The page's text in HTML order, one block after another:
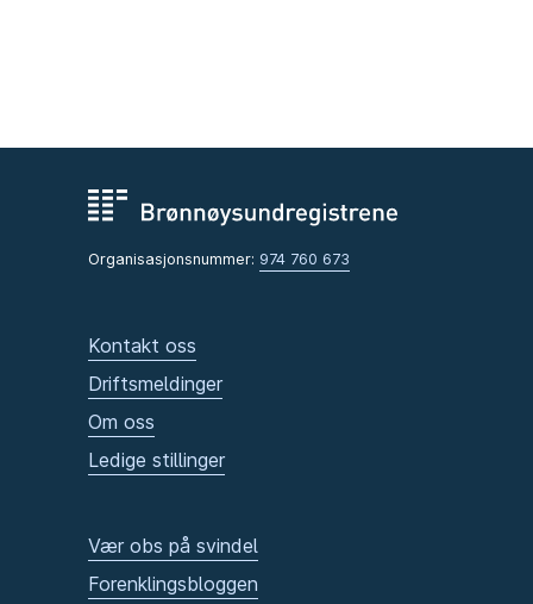
Organisasjonsnummer: 974 760 673
Kontakt oss
Driftsmeldinger
Om oss
Ledige stillinger
Vær obs på svindel
Forenklingsbloggen